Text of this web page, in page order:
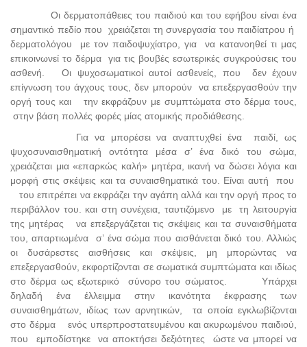
Οι δερματοπάθειες του παιδιού και του εφήβου είναι ένα
σημαντικό πεδίο που χρειάζεται τη συνεργασία του παιδίατρου ή
δερματολόγου με τον παιδοψυχίατρο, για να κατανοηθεί τι μας
επικοινωνεί το δέρμα για τις βουβές εσωτερικές συγκρούσεις του
ασθενή. Οι ψυχοσωματικοί αυτοί ασθενείς, που δεν έχουν
επίγνωση του άγχους τους, δεν μπορούν να επεξεργασθούν την
οργή τους και την εκφράζουν με συμπτώματα στο δέρμα τους,
στην βάση πολλές φορές μίας ατομικής προδιάθεσης.
Για να μπορέσει να αναπτυχθεί ένα παιδί, ως
ψυχοσυναισθηματική οντότητα μέσα σ’ ένα δικό του σώμα,
χρειάζεται μια «επαρκώς καλή» μητέρα, ικανή να δώσει λόγια και
μορφή στις σκέψεις και τα συναισθηματικά του. Είναι αυτή που
του επιτρέπει να εκφράζει την αγάπη αλλά και την οργή προς το
περιβάλλον του. και στη συνέχεια, ταυτιζόμενο με τη λειτουργία
της μητέρας να επεξεργάζεται τις σκέψεις και τα συναισθήματα
του, απαρτιωμένα σ’ ένα σώμα που αισθάνεται δικό του. Αλλιώς
οι δυσάρεστες αισθήσεις και σκέψεις, μη μπορώντας να
επεξεργασθούν, εκφορτίζονται σε σωματικά συμπτώματα και ιδίως
στο δέρμα ως εξωτερικό σύνορο του σώματος. Υπάρχει
δηλαδή ένα έλλειμμα στην ικανότητα έκφρασης των
συναισθημάτων, ιδίως των αρνητικών, τα οποία εγκλωβίζονται
στο δέρμα ενός υπερπροστατευμένου και ακυρωμένου παιδιού,
που εμποδίστηκε να αποκτήσει δεξιότητες ώστε να μπορεί να